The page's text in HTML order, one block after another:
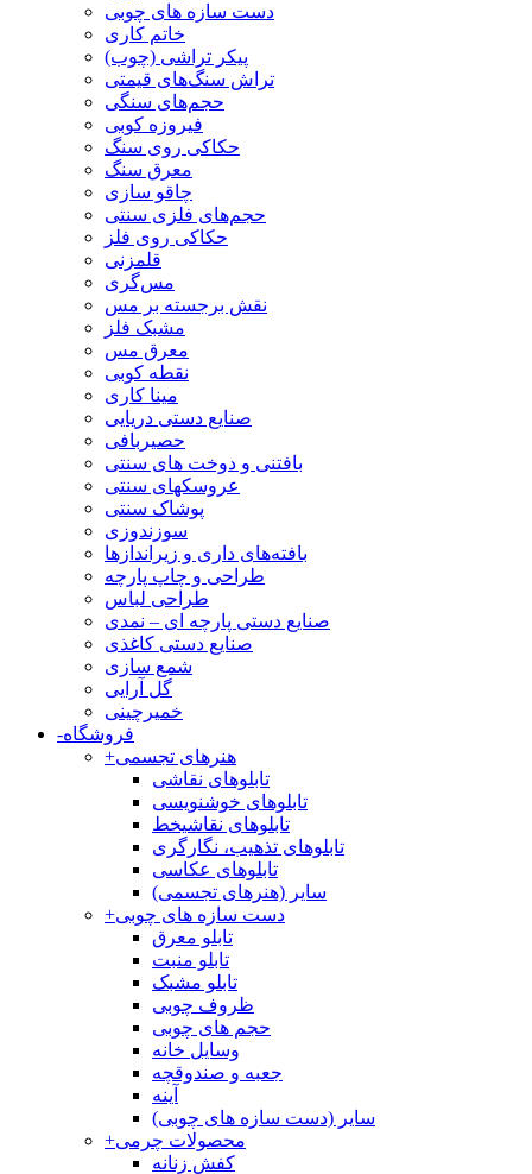
دست سازه های چوبی
خاتم کاری
پیکر تراشی (چوب)
تراش سنگ‌های قیمتی
حجم‌های سنگی
فیروزه کوبی
حکاکی روی سنگ
معرق سنگ
چاقو سازی
حجم‌های فلزی سنتی
حکاکی روی فلز
قلمزنی
مس‌گری
نقش برجسته بر مس
مشبک فلز
معرق مس
نقطه کوبی
مینا کاری
صنایع دستی دریایی
حصیربافی
بافتنی‌ و دوخت های سنتی
عروسکهای سنتی
پوشاک سنتی
سوزندوزی
بافته‌های داری و زیراندازها
طراحی و چاپ پارچه
طراحی لباس
صنایع دستی پارچه ای – نمدی
صنایع دستی کاغذی
شمع سازی
گل آرایی
خمیرچینی
-فروشگاه
+هنرهای تجسمی
تابلوهای نقاشی
تابلوهای خوشنویسی
تابلوهای نقاشیخط
تابلوهای تذهیب، نگارگری
تابلوهای عکاسی
سایر (هنرهای تجسمی)
+دست سازه های چوبی
تابلو معرق
تابلو منبت
تابلو مشبک
ظروف چوبی
حجم های چوبی
وسایل خانه
جعبه و صندوقچه
آینه
سایر (دست سازه های چوبی)
+محصولات چرمی
کفش زنانه